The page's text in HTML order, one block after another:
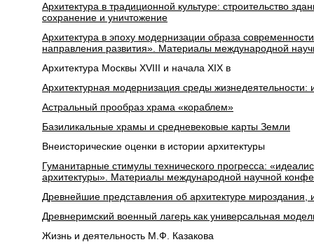
Архитектура в традиционной культуре: строительство
сохранение и уничтожение
Архитектура в эпоху модернизации образа
направления развития». Материалы международной
Архитектура Москвы XVIII и начала XIX в
Архитектурная модернизация среды жизнедеятельности:
Астральный прообраз храма «кораблем»
Базиликальные храмы и средневековые карты Земли
Внеисторические оценки в истории архитектуры
Гуманитарные стимулы технического прогресса:
архитектуры». Материалы международной научной
Древнейшие представления об архитектуре
Древнеримский военный лагерь как универсальная
Жизнь и деятельность М.Ф. Казакова